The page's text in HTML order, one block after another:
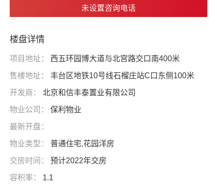
未设置咨询电话
楼盘详情
项目地址： 西五环园博大道与北宫路交口南400米
售楼地址： 丰台区地铁10号线石榴庄站C口东侧100米
开发商： 北京和信丰泰置业有限公司
物业公司： 保利物业
最新开盘：
物业类型： 普通住宅,花园洋房
交房时间： 预计2022年交房
容积率： 1.1